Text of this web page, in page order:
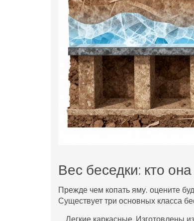
Вес беседки: кто
Прежде чем копать яму, оцените
Существует три основных класса
Легкие каркасные. Изготовлены